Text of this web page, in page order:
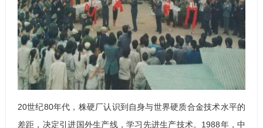
20世纪80年代，株硬厂认识到自身与世界硬质合金技术水平的
差距，决定引进国外生产线，学习先进生产技术。1988年，中